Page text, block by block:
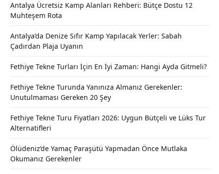
Antalya Ücretsiz Kamp Alanları Rehberi: Bütçe Dostu 12
Muhteşem Rota
Antalya’da Denize Sıfır Kamp Yapılacak Yerler: Sabah
Çadırdan Plaja Uyanın
Fethiye Tekne Turları İçin En İyi Zaman: Hangi Ayda Gitmeli?
Fethiye Tekne Turunda Yanınıza Almanız Gerekenler:
Unutulmaması Gereken 20 Şey
Fethiye Tekne Turu Fiyatları 2026: Uygun Bütçeli ve Lüks Tur
Alternatifleri
Ölüdeniz’de Yamaç Paraşütü Yapmadan Önce Mutlaka
Okumanız Gerekenler